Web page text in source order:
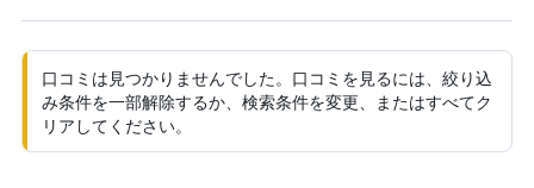
口コミは見つかりませんでした。口コミを見るには、絞り込
み条件を一部解除するか、検索条件を変更、またはすべてク
リアしてください。